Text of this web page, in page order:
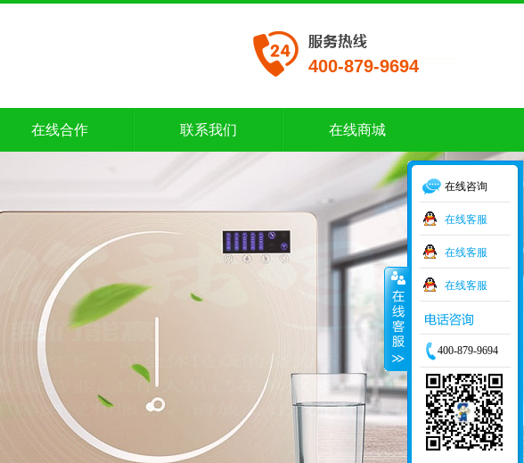
400-879-9694
在线合作 联系我们 在线商城
在线咨询
在线客服
在线客服
在线客服
400-879-9694